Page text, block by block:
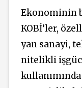
Ekonominin
KOBİ’ler,
yan sanayi,
nite­likli